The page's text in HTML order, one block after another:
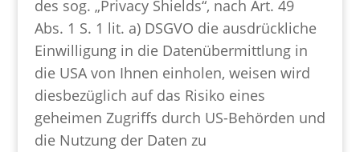
des sog. „Privacy Shields“, nach Art. 49
Abs. 1 S. 1 lit. a) DSGVO die ausdrückliche
Einwilligung in die Datenübermittlung in
die USA von Ihnen einholen, weisen wird
diesbezüglich auf das Risiko eines
geheimen Zugriffs durch US-Behörden und
die Nutzung der Daten zu